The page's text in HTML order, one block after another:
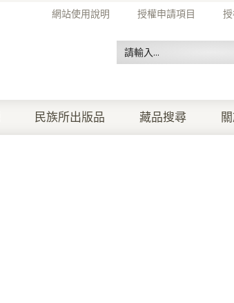
網站使用說明 授權申請項目
民族所出版品 藏品搜尋